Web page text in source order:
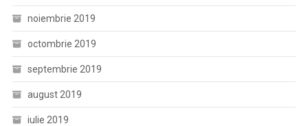
noiembrie 2019
octombrie 2019
septembrie 2019
august 2019
iulie 2019